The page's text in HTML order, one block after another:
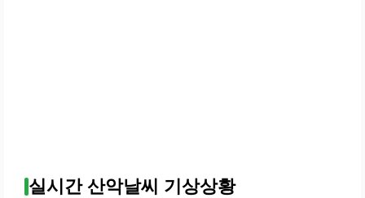
실시간 산악날씨 기상상황